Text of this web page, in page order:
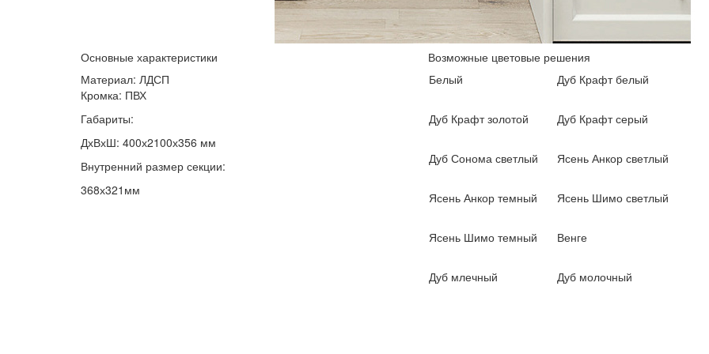
Основные характеристики
Материал: ЛДСП
Кромка: ПВХ
Габариты:
ДхВхШ: 400х2100х356 мм
Внутренний размер секции:
368х321мм
Возможные цветовые решения
Белый
Дуб Крафт белый
Дуб Крафт золотой Дуб Крафт серый
Дуб Сонома светлый Ясень Анкор светлый
Ясень Анкор темный Ясень Шимо светлый
Ясень Шимо темный Венге
Дуб млечный Дуб молочный